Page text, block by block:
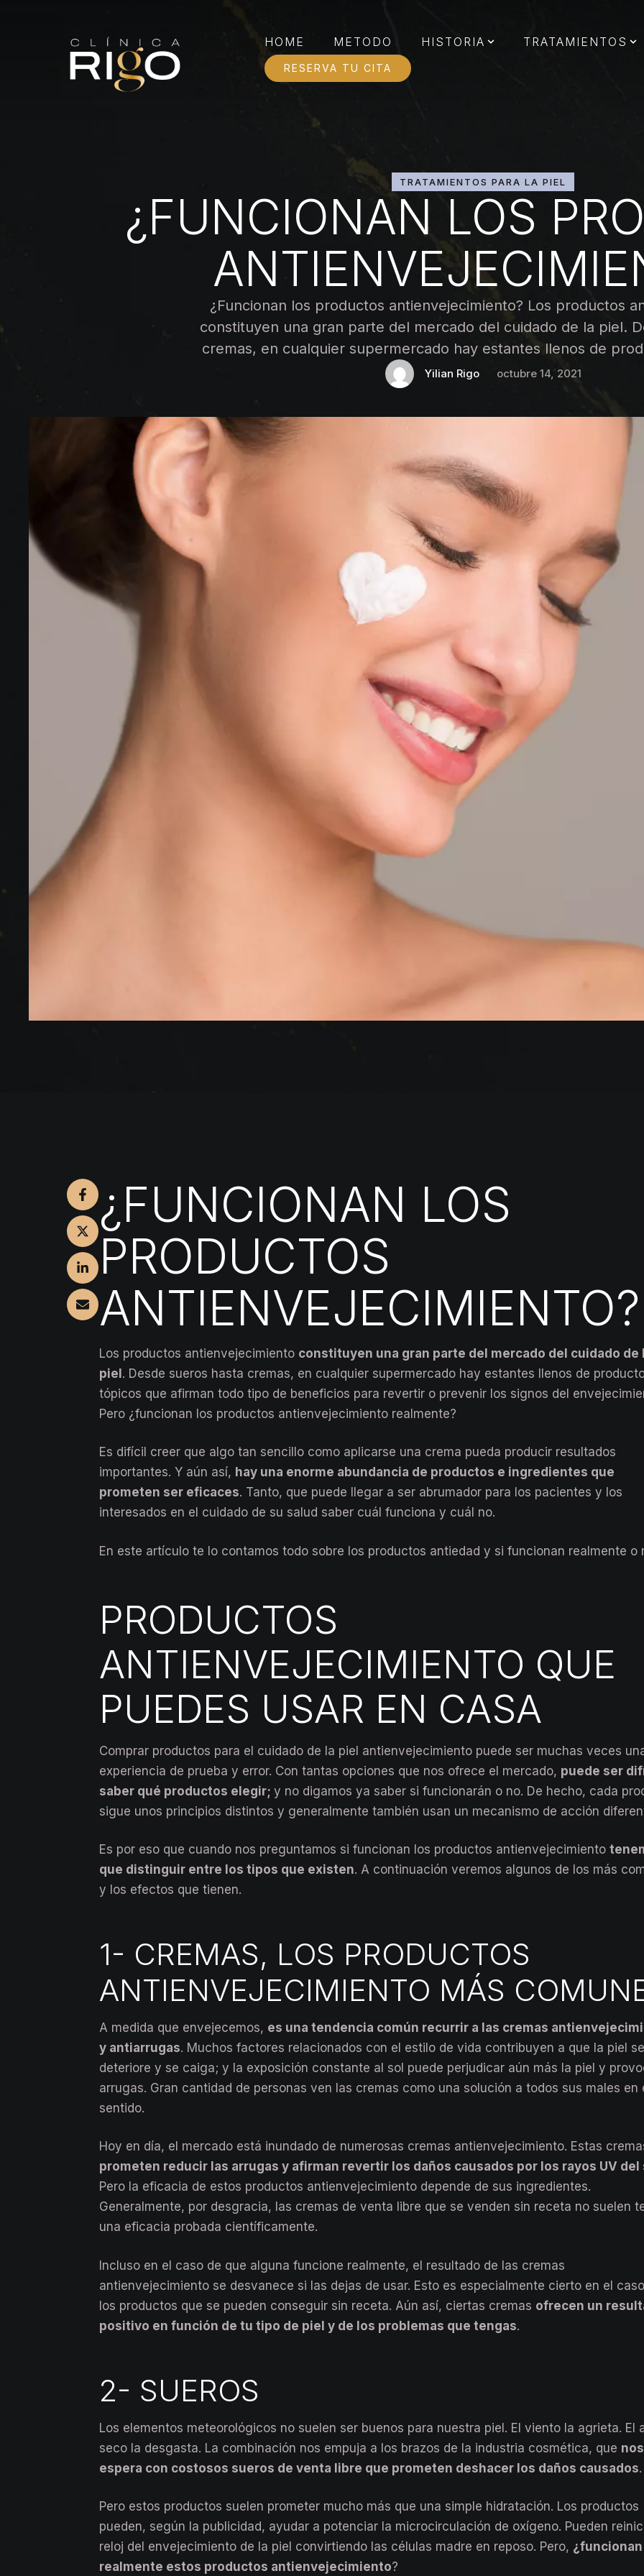
HOME METODO HISTORIA TRATAMIENTOS
RESERVA TU CITA
TRATAMIENTOS PARA LA PIEL
¿FUNCIONAN LOS
¿Funcionan los productos antienvejecimiento? Los productos
constituyen una gran parte del mercado del cuidado de la piel.
cremas, en cualquier supermercado hay estantes llenos de
afirman todo tipo de beneficios para revertir o prevenir los
envejecimiento. Pero ¿funcionan los productos
difícil creer que …
Yilian Rigo octubre 14, 2021
¿FUNCIONAN LOS
PRODUCTOS
ANTIENVEJECIMIENTO?
Los productos antienvejecimiento constituyen una gran parte del mercado del cuidado de
piel. Desde sueros hasta cremas, en cualquier supermercado hay estantes llenos de
tópicos que afirman todo tipo de beneficios para revertir o prevenir los signos del
Pero ¿funcionan los productos antienvejecimiento realmente?
Es difícil creer que algo tan sencillo como aplicarse una crema pueda producir resultados
importantes. Y aún así, hay una enorme abundancia de productos e ingredientes que
prometen ser eficaces. Tanto, que puede llegar a ser abrumador para los pacientes y los
interesados en el cuidado de su salud saber cuál funciona y cuál no.
En este artículo te lo contamos todo sobre los productos antiedad y si funcionan realmente o
PRODUCTOS
ANTIENVEJECIMIENTO QUE
PUEDES USAR EN CASA
Comprar productos para el cuidado de la piel antienvejecimiento puede ser muchas veces
experiencia de prueba y error. Con tantas opciones que nos ofrece el mercado, puede ser
saber qué productos elegir; y no digamos ya saber si funcionarán o no. De hecho, cada
sigue unos principios distintos y generalmente también usan un mecanismo de acción
Es por eso que cuando nos preguntamos si funcionan los productos antienvejecimiento
que distinguir entre los tipos que existen. A continuación veremos algunos de los más
y los efectos que tienen.
1- CREMAS, LOS PRODUCTOS
ANTIENVEJECIMIENTO MÁS
A medida que envejecemos, es una tendencia común recurrir a las cremas
y antiarrugas. Muchos factores relacionados con el estilo de vida contribuyen a que la piel se
deteriore y se caiga; y la exposición constante al sol puede perjudicar aún más la piel y
arrugas. Gran cantidad de personas ven las cremas como una solución a todos sus males en
sentido.
Hoy en día, el mercado está inundado de numerosas cremas antienvejecimiento. Estas
prometen reducir las arrugas y afirman revertir los daños causados por los rayos UV del
Pero la eficacia de estos productos antienvejecimiento depende de sus ingredientes.
Generalmente, por desgracia, las cremas de venta libre que se venden sin receta no suelen
una eficacia probada científicamente.
Incluso en el caso de que alguna funcione realmente, el resultado de las cremas
antienvejecimiento se desvanece si las dejas de usar. Esto es especialmente cierto en el
los productos que se pueden conseguir sin receta. Aún así, ciertas cremas ofrecen un
positivo en función de tu tipo de piel y de los problemas que tengas.
2- SUEROS
Los elementos meteorológicos no suelen ser buenos para nuestra piel. El viento la agrieta. El
seco la desgasta. La combinación nos empuja a los brazos de la industria cosmética, que nos
espera con costosos sueros de venta libre que prometen deshacer los daños causados.
Pero estos productos suelen prometer mucho más que una simple hidratación. Los productos
pueden, según la publicidad, ayudar a potenciar la microcirculación de oxígeno. Pueden
reloj del envejecimiento de la piel convirtiendo las células madre en reposo. Pero, ¿funcionan
realmente estos productos antienvejecimiento?